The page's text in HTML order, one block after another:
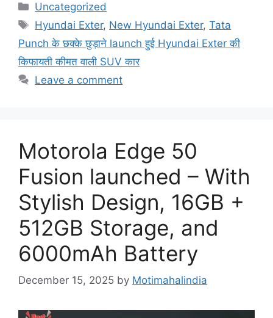
Categories
Uncategorized
Tags
Hyundai Exter, New Hyundai Exter,Tata
Punch के छक्के छुड़ाने launch हुई Hyundai Exter की
किफायती कीमत वाली SUV कार
Leave a comment
Motorola Edge 50
Fusion launched – With
Stylish Design, 16GB +
512GB Storage, and
6000mAh Battery
December 15, 2025 by Motimahalindia